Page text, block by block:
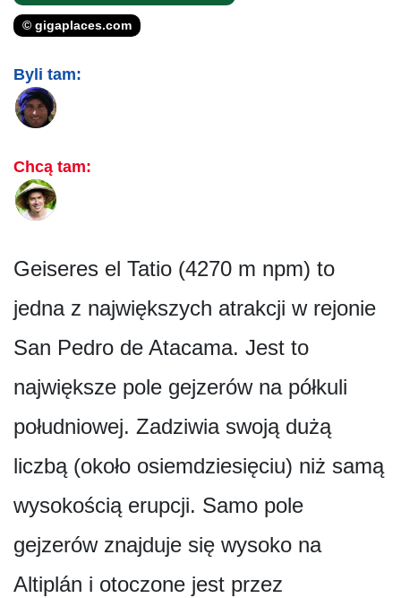
© gigaplaces.com
Byli tam:
Chcą tam:
Geiseres el Tatio (4270 m npm) to
jedna z największych atrakcji w rejonie
San Pedro de Atacama. Jest to
największe pole gejzerów na półkuli
południowej. Zadziwia swoją dużą
liczbą (około osiemdziesięciu) niż samą
wysokością erupcji. Samo pole
gejzerów znajduje się wysoko na
Altiplán i otoczone jest przez